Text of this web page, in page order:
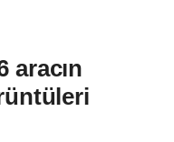
aracın